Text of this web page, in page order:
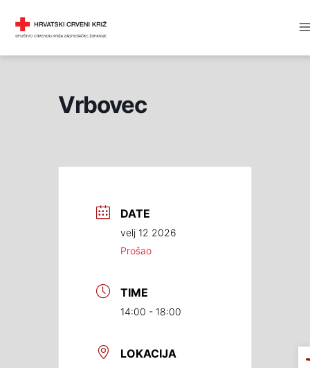
Vrbovec
DATE
velj 12 2026
Prošao
TIME
14:00 - 18:00
LOKACIJA